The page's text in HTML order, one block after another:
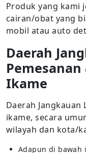
Produk yang kami
cairan/obat yang
mobil atau auto
Daerah
Pemesanan
Ikame
Daerah Jangkauan
ikame, secara
wilayah dan kota/
Adapun di bawah